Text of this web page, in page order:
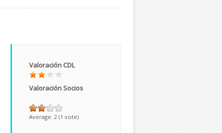
Valoración CDL
Valoración Socios
Average: 2 (1 vote)